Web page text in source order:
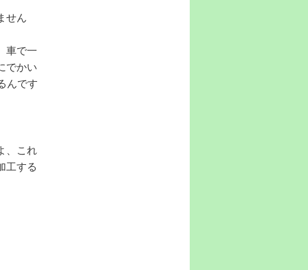
せん
車で一
でかい
んです
、これ
工する